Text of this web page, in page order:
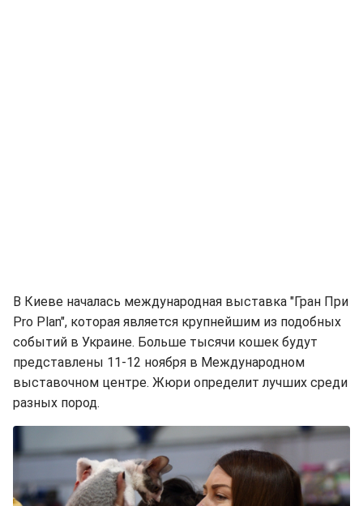
В Киеве началась международная выставка "Гран При
Pro Plan", которая является крупнейшим из подобных
событий в Украине. Больше тысячи кошек будут
представлены 11-12 ноября в Международном
выставочном центре. Жюри определит лучших среди
разных пород.